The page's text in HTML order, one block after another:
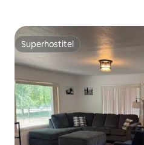
Superhostiteľ
Superhostiteľ